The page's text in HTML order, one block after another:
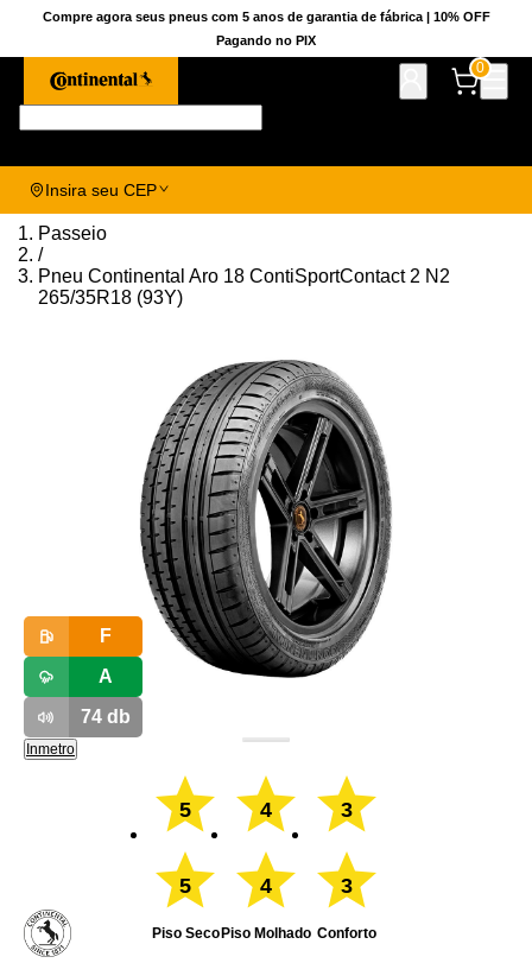
Compre agora seus pneus com 5 anos de garantia de fábrica | 10% OFF
Pagando no PIX
0
Insira seu CEP
Passeio
/
Pneu Continental Aro 18 ContiSportContact 2 N2
265/35R18 (93Y)
F
A
74db
Inmetro
5
5
Piso Seco
4
4
Piso Molhado
3
3
Conforto